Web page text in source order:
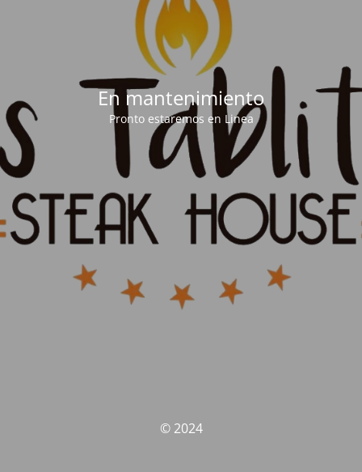
En mantenimiento
Pronto estaremos en Linea
© 2024